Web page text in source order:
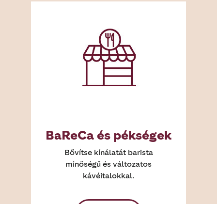
BaReCa és pékségek
Bővítse kínálatát barista
minőségű és változatos
kávéitalokkal.